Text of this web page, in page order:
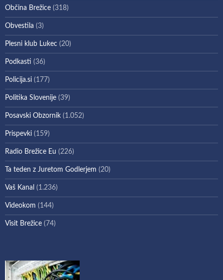
Občina Brežice (318)
Obvestila (3)
Plesni klub Lukec (20)
Podkasti (36)
Policija.si (177)
Politika Slovenije (39)
Posavski Obzornik (1.052)
Prispevki (159)
Radio Brežice Eu (226)
Ta teden z Juretom Godlerjem (20)
Vaš Kanal (1.236)
Videokom (144)
Visit Brežice (74)